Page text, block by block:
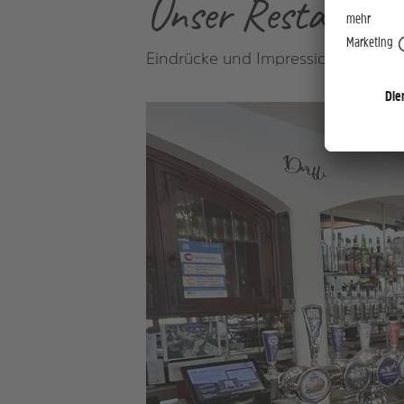
Unser
Eindrücke und Impressionen